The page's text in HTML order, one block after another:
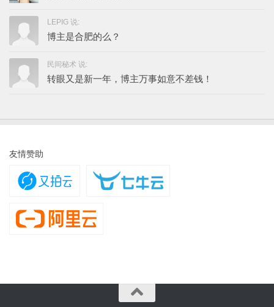
LEPIG 说:
博主是合肥的么？
民间秘术 说:
转眼又是新一年，博主万事如意不差钱！
友情赞助